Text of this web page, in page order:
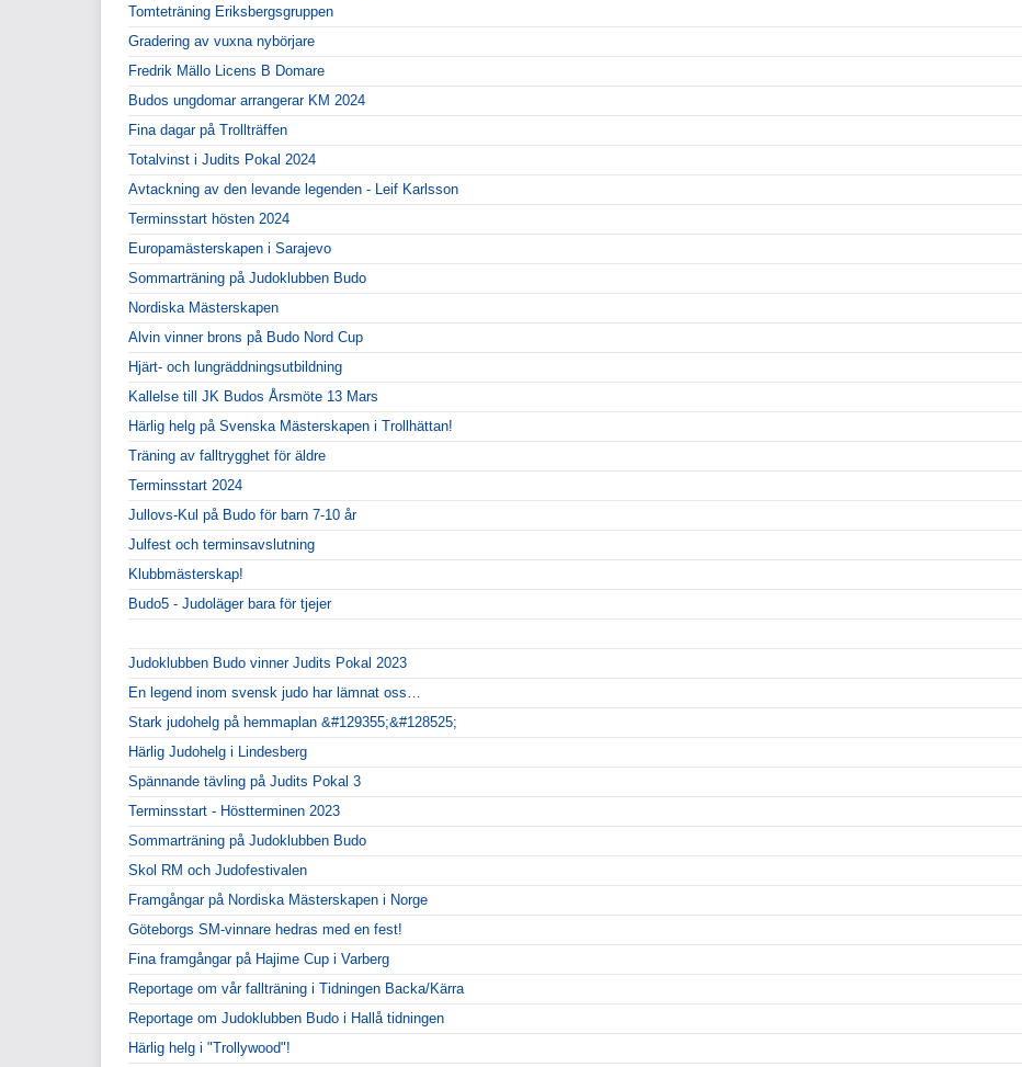
Tomteträning Eriksbergsgruppen
Gradering av vuxna nybörjare
Fredrik Mällo Licens B Domare
Budos ungdomar arrangerar KM 2024
Fina dagar på Trollträffen
Totalvinst i Judits Pokal 2024
Avtackning av den levande legenden - Leif Karlsson
Terminsstart hösten 2024
Europamästerskapen i Sarajevo
Sommarträning på Judoklubben Budo
Nordiska Mästerskapen
Alvin vinner brons på Budo Nord Cup
Hjärt- och lungräddningsutbildning
Kallelse till JK Budos Årsmöte 13 Mars
Härlig helg på Svenska Mästerskapen i Trollhättan!
Träning av falltrygghet för äldre
Terminsstart 2024
Jullovs-Kul på Budo för barn 7-10 år
Julfest och terminsavslutning
Klubbmästerskap!
Budo5 - Judoläger bara för tjejer
Judoklubben Budo vinner Judits Pokal 2023
En legend inom svensk judo har lämnat oss…
Stark judohelg på hemmaplan &#129355;&#128525;
Härlig Judohelg i Lindesberg
Spännande tävling på Judits Pokal 3
Terminsstart - Höstterminen 2023
Sommarträning på Judoklubben Budo
Skol RM och Judofestivalen
Framgångar på Nordiska Mästerskapen i Norge
Göteborgs SM-vinnare hedras med en fest!
Fina framgångar på Hajime Cup i Varberg
Reportage om vår fallträning i Tidningen Backa/Kärra
Reportage om Judoklubben Budo i Hallå tidningen
Härlig helg i "Trollywood"!